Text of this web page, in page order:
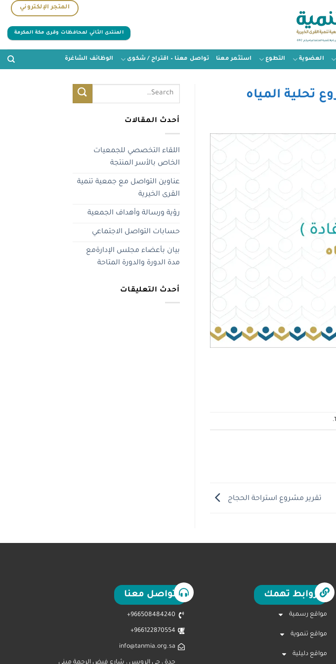
المتجر الإلكتروني
المنتدى الثاني لمحافظات وقرى مكة المكرمة
العضوية التطوع استثمر معنا تواصل معنا – اقتراح / شكوى الوظائف الشاغرة
تحلية المياه
.
تقرير مشروع استراحة الحجاج
أحدث المقالات
اللقاء التخصصي للجمعيات
الخاص بالأسر المنتجة
عناوين التواصل مع جمعية تنمية
القرى الخيرية
رؤية ورسالة وأهداف الجمعية
حسابات التواصل الاجتماعي
بيان بأعضاء مجلس الإدارةمع
مدة الدورة والدورة المتاحة
أحدث التعليقات
روابط تهمك
مواقع رسمية
مواقع تنموية
مواقع دليلية
تواصل معنا
966508484240+
966122870554+
info@tanmia.org.sa
جدة ، حي الرويس ، شارع فيض الرحمة مبنى